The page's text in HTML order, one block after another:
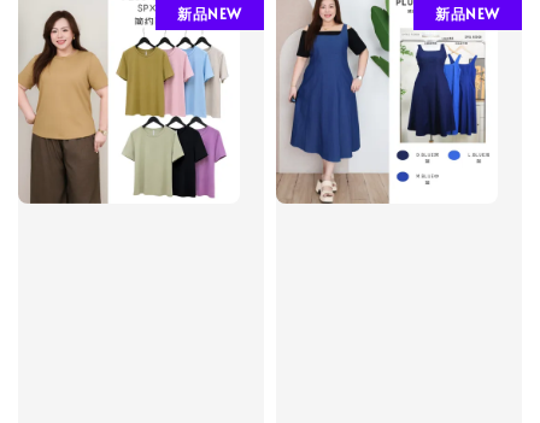
新品NEW 新品NEW